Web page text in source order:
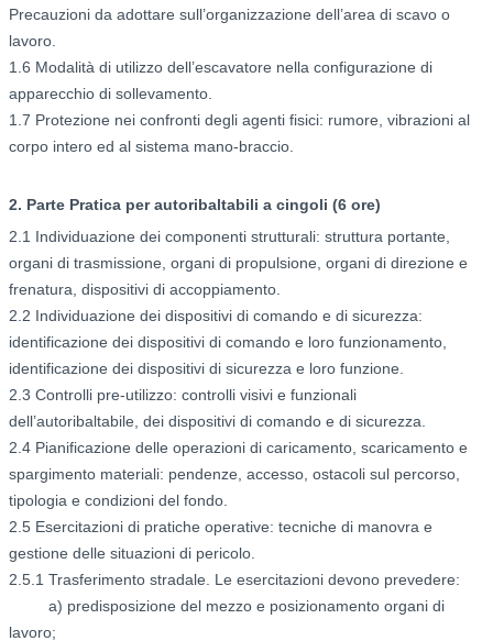
Precauzioni da adottare sull’organizzazione dell’area di scavo o
lavoro.
1.6 Modalità di utilizzo dell’escavatore nella configurazione di
apparecchio di sollevamento.
1.7 Protezione nei confronti degli agenti fisici: rumore, vibrazioni al
corpo intero ed al sistema mano-braccio.
2. Parte Pratica per autoribaltabili a cingoli (6 ore)
2.1 Individuazione dei componenti strutturali: struttura portante,
organi di trasmissione, organi di propulsione, organi di direzione e
frenatura, dispositivi di accoppiamento.
2.2 Individuazione dei dispositivi di comando e di sicurezza:
identificazione dei dispositivi di comando e loro funzionamento,
identificazione dei dispositivi di sicurezza e loro funzione.
2.3 Controlli pre-utilizzo: controlli visivi e funzionali
dell’autoribaltabile, dei dispositivi di comando e di sicurezza.
2.4 Pianificazione delle operazioni di caricamento, scaricamento e
spargimento materiali: pendenze, accesso, ostacoli sul percorso,
tipologia e condizioni del fondo.
2.5 Esercitazioni di pratiche operative: tecniche di manovra e
gestione delle situazioni di pericolo.
2.5.1 Trasferimento stradale. Le esercitazioni devono prevedere:
a) predisposizione del mezzo e posizionamento organi di
lavoro;